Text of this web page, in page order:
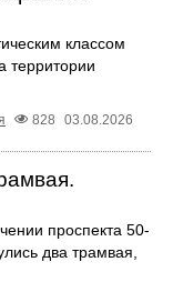
классом
территории
828 03.08.2026
проспекта 50-
два трамвая,